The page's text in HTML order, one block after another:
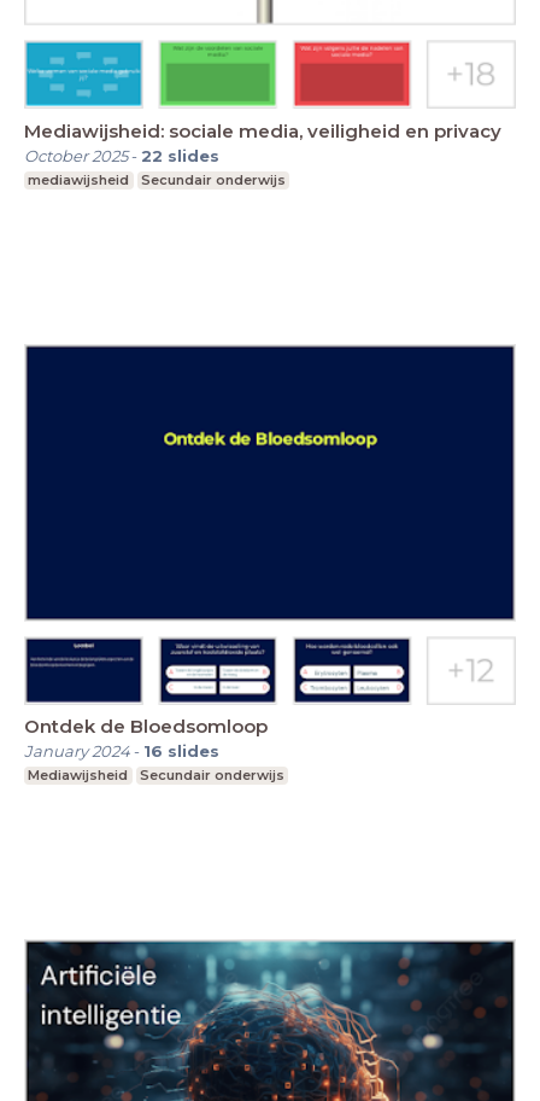
Mediawijsheid: sociale media, veiligheid en privacy
October 2025- 22 slides
mediawijsheid Secundair onderwijs
Ontdek de Bloedsomloop
January 2024- 16 slides
Mediawijsheid Secundair onderwijs